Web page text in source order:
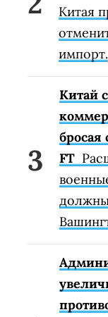
Китая
импорт.
Китай
FT
должны